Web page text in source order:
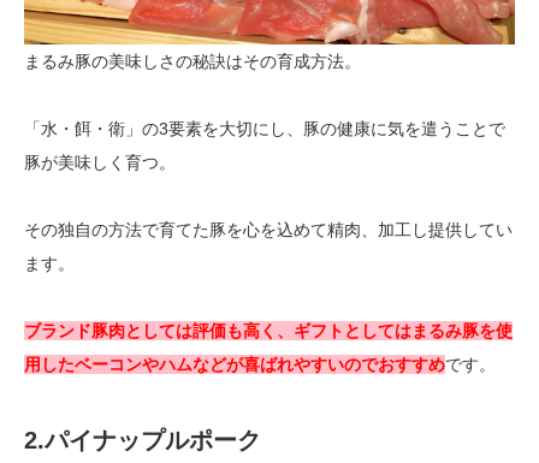
まるみ豚の美味しさの秘訣はその育成方法。
「水・餌・衛」の3要素を大切にし、豚の健康に気を遣うことで
豚が美味しく育つ。
その独自の方法で育てた豚を心を込めて精肉、加工し提供してい
ます。
ブランド豚肉としては評価も高く、ギフトとしてはまるみ豚を使
用したベーコンやハムなどが喜ばれやすいのでおすすめです。
2.パイナップルポーク